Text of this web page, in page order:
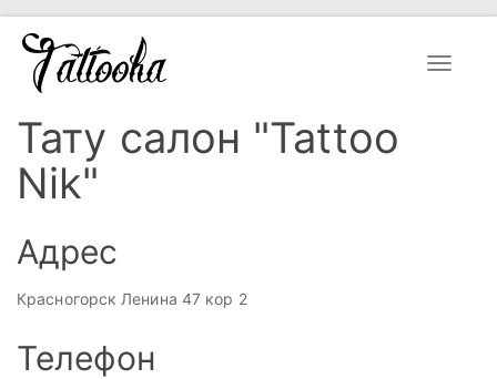
Toggle
Тату салон "Tattoo
Nik"
Адрес
Красногорск Ленина 47 кор 2
Телефон